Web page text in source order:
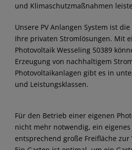
und Klimaschutzmaßnahmen
Unsere PV Anlangen System ist
Ihre privaten Stromlösungen. Mit
Photovoltaik Wesseling 50389
Erzeugung von nachhaltigem
Photovoltaikanlagen gibt es in
und Leistungsklassen.
Für den Betrieb einer eigenen
nicht mehr notwendig, ein
entsprechend große Freifläche